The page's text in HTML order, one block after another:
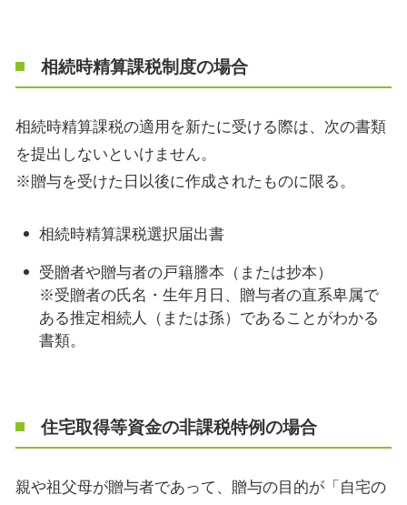
相続時精算課税制度の場合
相続時精算課税の適用を新たに受ける際は、次の書類
を提出しないといけません。
※贈与を受けた日以後に作成されたものに限る。
相続時精算課税選択届出書
受贈者や贈与者の戸籍謄本（または抄本）
※受贈者の氏名・生年月日、贈与者の直系卑属で
ある推定相続人（または孫）であることがわかる
書類。
住宅取得等資金の非課税特例の場合
親や祖父母が贈与者であって、贈与の目的が「自宅の